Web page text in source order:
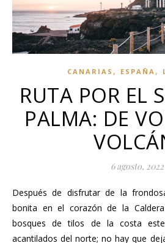
CANARIAS , ESPAÑA ,
RUTA POR EL
PALMA: DE
6 agosto, 2022
Después de disfrutar de la frondosa vegetación de la isla
bonita en el corazón de la
bosques de tilos de la costa
acantilados del norte; no hay que